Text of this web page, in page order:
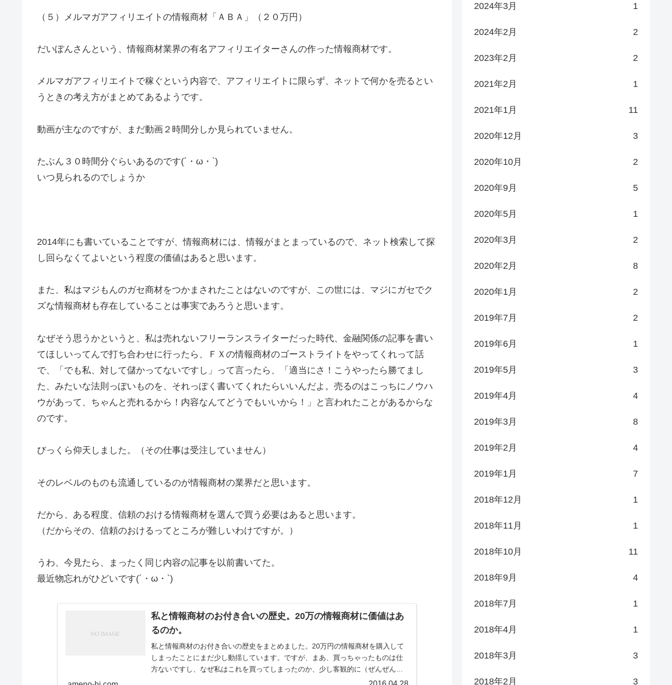
（５）メルマガアフィリエイトの情報商材「ＡＢＡ」（２０万円）
だいぽんさんという、情報商材業界の有名アフィリエイターさんの作った情報商材です。
メルマガアフィリエイトで稼ぐという内容で、アフィリエイトに限らず、ネットで何かを売るとい
うときの考え方がまとめてあるようです。
動画が主なのですが、まだ動画２時間分しか見られていません。
たぶん３０時間分ぐらいあるのです(´・ω・`)
いつ見られるのでしょうか
2014年にも書いていることですが、情報商材には、情報がまとまっているので、ネット検索して探
し回らなくてよいという程度の価値はあると思います。
また、私はマジもんのガセ商材をつかまされたことはないのですが、この世には、マジにガセでク
ズな情報商材も存在していることは事実であろうと思います。
なぜそう思うかというと、私は売れないフリーランスライターだった時代、金融関係の記事を書い
てほしいってんで打ち合わせに行ったら、ＦＸの情報商材のゴーストライトをやってくれって話
で、「でも私、対して儲かってないですし」って言ったら、「適当にさ！こうやったら勝てまし
た、みたいな法則っぽいものを、それっぽく書いてくれたらいいんだよ。売るのはこっちにノウハ
ウがあって、ちゃんと売れるから！内容なんてどうでもいいから！」と言われたことがあるからな
のです。
びっくら仰天しました。（その仕事は受注していません）
そのレベルのものも流通しているのが情報商材の業界だと思います。
だから、ある程度、信頼のおける情報商材を選んで買う必要はあると思います。
（だからその、信頼のおけるってところが難しいわけですが。）
うわ、今見たら、まったく同じ内容の記事を以前書いてた。
最近物忘れがひどいです(´・ω・`)
私と情報商材のお付き合いの歴史。20万の情報商材に価値はあ
るのか。
私と情報商材のお付き合いの歴史をまとめました。20万円の情報商材を購入して
しまったことにまだ少し動揺しています。ですが、まあ、買っちゃったものは仕
方ないですし、なぜ私はこれを買ってしまったのか、少し客観的に（ぜんぜん客
2024年3月 1
2024年2月 2
2023年2月 2
2021年2月 1
2021年1月 11
2020年12月 3
2020年10月 2
2020年9月 5
2020年5月 1
2020年3月 2
2020年2月 8
2020年1月 2
2019年7月 2
2019年6月 1
2019年5月 3
2019年4月 4
2019年3月 8
2019年2月 4
2019年1月 7
2018年12月 1
2018年11月 1
2018年10月 11
2018年9月 4
2018年7月 1
2018年4月 1
2018年3月 3
2018年2月 3